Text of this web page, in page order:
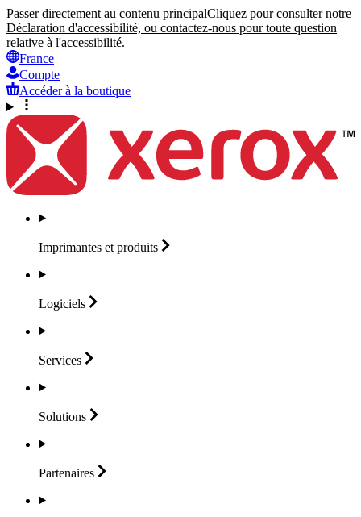
Passer directement au contenu principalCliquez pour consulter notre
Déclaration d'accessibilité, ou contactez-nous pour toute question
relative à l'accessibilité.
France
Compte
Accéder à la boutique
Imprimantes et produits
Logiciels
Services
Solutions
Partenaires